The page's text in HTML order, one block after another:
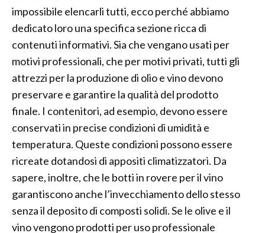
impossibile elencarli tutti, ecco perché abbiamo
dedicato loro una specifica sezione ricca di
contenuti informativi. Sia che vengano usati per
motivi professionali, che per motivi privati, tutti gli
attrezzi per la produzione di olio e vino devono
preservare e garantire la qualità del prodotto
finale. I contenitori, ad esempio, devono essere
conservati in precise condizioni di umidità e
temperatura. Queste condizioni possono essere
ricreate dotandosi di appositi climatizzatori. Da
sapere, inoltre, che le botti in rovere per il vino
garantiscono anche l’invecchiamento dello stesso
senza il deposito di composti solidi. Se le olive e il
vino vengono prodotti per uso professionale